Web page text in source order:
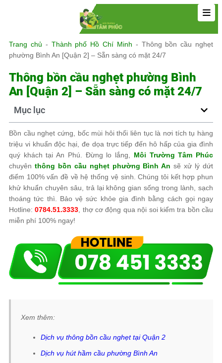
Trang chủ - Thành phố Hồ Chí Minh - Thông bồn cầu nghẹt
phường Bình An [Quận 2] – Sẵn sàng có mặt 24/7
Thông bồn cầu nghẹt phường Bình
An [Quận 2] – Sẵn sàng có mặt 24/7
Mục lục
Bồn cầu nghẹt cứng, bốc mùi hôi thối liên tục là nơi tích tụ hàng
triệu vi khuẩn độc hại, đe dọa trực tiếp đến hô hấp của gia đình
quý khách tại An Phú. Đừng lo lắng, Môi Trường Tâm Phúc
chuyên thông bồn cầu nghẹt phường Bình An sẽ xử lý dứt
điểm 100% vấn đề về hệ thống vệ sinh. Chúng tôi kết hợp phun
khử khuẩn chuyên sâu, trả lại không gian sống trong lành, sạch
thoáng tức thì. Bảo vệ sức khỏe gia đình bằng cách gọi ngay
Hotline:0784.51.3333 , thợ cơ động qua nội soi kiểm tra bồn cầu
miễn phí 100% ngay!
Xem thêm:
Dịch vụ thông bồn cầu nghẹt tại Quận 2
Dịch vụ hút hầm cầu phường Bình An